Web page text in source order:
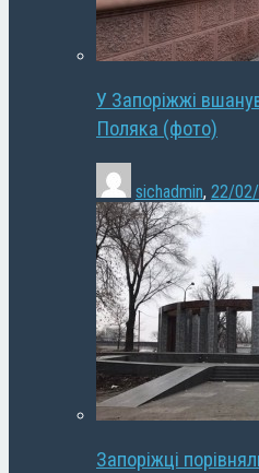
У Запоріжжі
Поляка (фото)
sichadmin, 22/
Запоріжці